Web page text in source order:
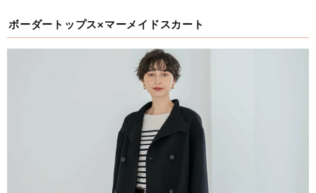
ボーダートップス×マーメイドスカート